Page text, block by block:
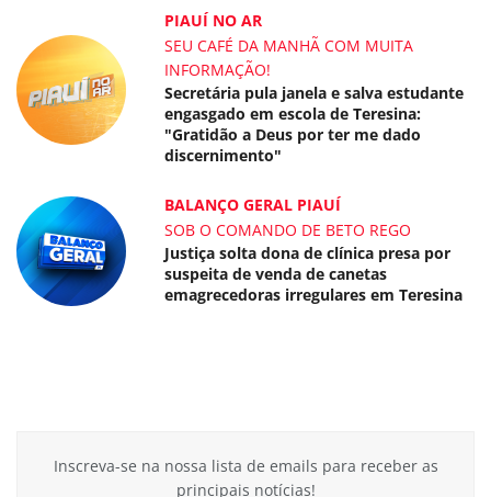
PIAUÍ NO AR
SEU CAFÉ DA MANHÃ COM MUITA
INFORMAÇÃO!
Secretária pula janela e salva estudante
engasgado em escola de Teresina:
"Gratidão a Deus por ter me dado
discernimento"
BALANÇO GERAL PIAUÍ
SOB O COMANDO DE BETO REGO
Justiça solta dona de clínica presa por
suspeita de venda de canetas
emagrecedoras irregulares em Teresina
Inscreva-se na nossa lista de emails para receber as
principais notícias!